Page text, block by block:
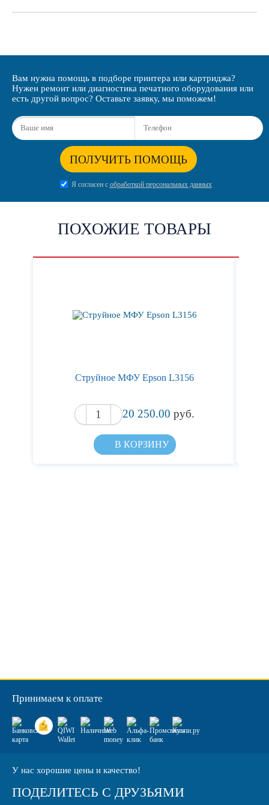
Вам нужна помощь в подборе принтера или картриджа?
Нужен ремонт или диагностика печатного оборудования или
есть другой вопрос? Оставьте заявку, мы поможем!
ПОЛУЧИТЬ ПОМОЩЬ
Я согласен с обработкой персональных данных
ПОХОЖИЕ ТОВАРЫ
Струйное МФУ Epson L3156
20 250.00 руб.
В КОРЗИНУ
Принимаем к оплате
У нас хорошие цены и качество!
ПОДЕЛИТЕСЬ С ДРУЗЬЯМИ